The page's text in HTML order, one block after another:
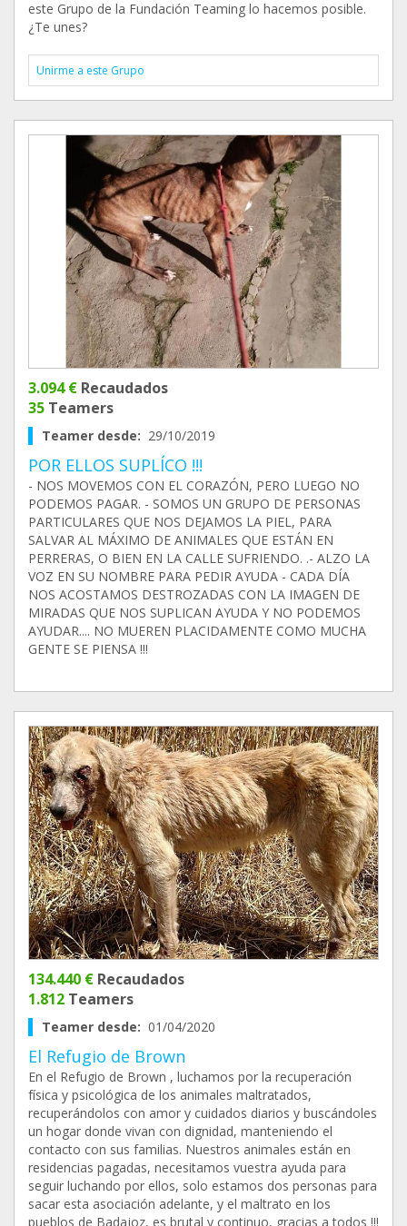
este Grupo de la Fundación Teaming lo hacemos posible.
¿Te unes?
Unirme a este Grupo
3.094 € Recaudados
35 Teamers
Teamer desde: 29/10/2019
POR ELLOS SUPLÍCO !!!
- NOS MOVEMOS CON EL CORAZÓN, PERO LUEGO NO
PODEMOS PAGAR. - SOMOS UN GRUPO DE PERSONAS
PARTICULARES QUE NOS DEJAMOS LA PIEL, PARA
SALVAR AL MÁXIMO DE ANIMALES QUE ESTÁN EN
PERRERAS, O BIEN EN LA CALLE SUFRIENDO. .- ALZO LA
VOZ EN SU NOMBRE PARA PEDIR AYUDA - CADA DÍA
NOS ACOSTAMOS DESTROZADAS CON LA IMAGEN DE
MIRADAS QUE NOS SUPLICAN AYUDA Y NO PODEMOS
AYUDAR.... NO MUEREN PLACIDAMENTE COMO MUCHA
GENTE SE PIENSA !!!
134.440 € Recaudados
1.812 Teamers
Teamer desde: 01/04/2020
El Refugio de Brown
En el Refugio de Brown , luchamos por la recuperación
física y psicológica de los animales maltratados,
recuperándolos con amor y cuidados diarios y buscándoles
un hogar donde vivan con dignidad, manteniendo el
contacto con sus familias. Nuestros animales están en
residencias pagadas, necesitamos vuestra ayuda para
seguir luchando por ellos, solo estamos dos personas para
sacar esta asociación adelante, y el maltrato en los
pueblos de Badajoz, es brutal y continuo, gracias a todos !!!